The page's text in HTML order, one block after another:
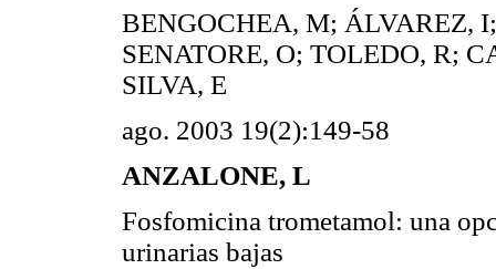
BENGOCHEA, M; ÁLVAREZ,
SENATORE, O; TOLEDO, R;
SILVA, E
ago. 2003 19(2):149-58
ANZALONE, L
Fosfomicina trometamol: una
urinarias bajas